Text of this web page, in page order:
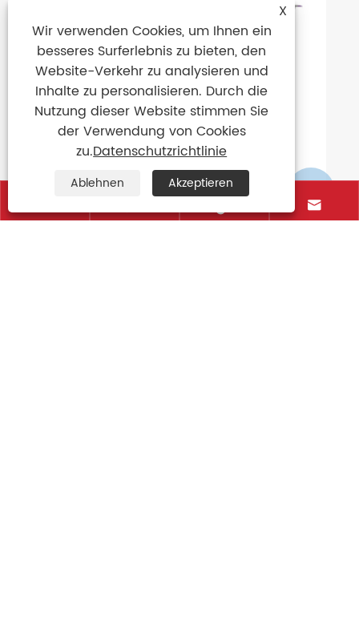

X
Wir verwenden Cookies, um Ihnen ein
besseres Surferlebnis zu bieten, den
Website-Verkehr zu analysieren und
Inhalte zu personalisieren. Durch die
Nutzung dieser Website stimmen Sie
der Verwendung von Cookies
zu.Datenschutzrichtlinie
Ablehnen Akzeptieren